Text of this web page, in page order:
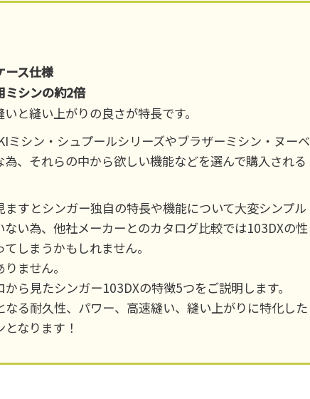
ース仕様
ミシンの約2倍
と縫い上がりの良さが特長です。
ミシン・シュプールシリーズやブラザーミシン・ヌーベ
、それらの中から欲しい機能などを選んで購入される
すとシンガー独自の特長や機能について大変シンプル
ない為、他社メーカーとのカタログ比較では103DXの性
しまうかもしれません。
ません。
ら見たシンガー103DXの特徴5つをご説明します。
なる耐久性、パワー、高速縫い、縫い上がりに特化した
なります！